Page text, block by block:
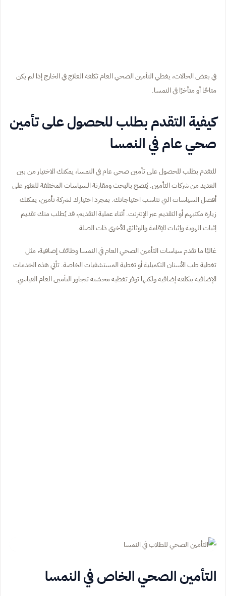
في بعض الحالات، يغطي التأمين الصحي العام تكلفة العلاج في الخارج إذا لم يكن
متاحًا أو متأخرًا في النمسا.
كيفية التقدم بطلب للحصول على تأمين
صحي عام في النمسا
للتقدم بطلب للحصول على تأمين صحي عام في النمسا، يمكنك الاختيار من بين
العديد من شركات التأمين. يُنصح بالبحث ومقارنة السياسات المختلفة للعثور على
أفضل السياسات التي تناسب احتياجاتك. بمجرد اختيارك لشركة تأمين، يمكنك
زيارة مكتبهم أو التقديم عبر الإنترنت. أثناء عملية التقديم، قد يُطلب منك تقديم
إثبات الهوية وإثبات الإقامة والوثائق الأخرى ذات الصلة.
غالبًا ما تقدم سياسات التأمين الصحي العام في النمسا وظائف إضافية، مثل
تغطية طب الأسنان التكميلية أو تغطية المستشفيات الخاصة. تأتي هذه الخدمات
الإضافية بتكلفة إضافية ولكنها توفر تغطية محسّنة تتجاوز التأمين العام القياسي.
التأمين الصحي الخاص في النمسا